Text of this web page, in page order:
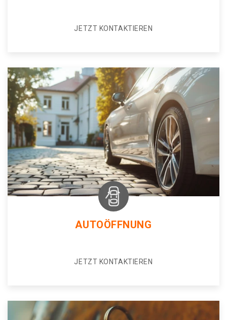
JETZT KONTAKTIEREN
AUTOÖFFNUNG
JETZT KONTAKTIEREN